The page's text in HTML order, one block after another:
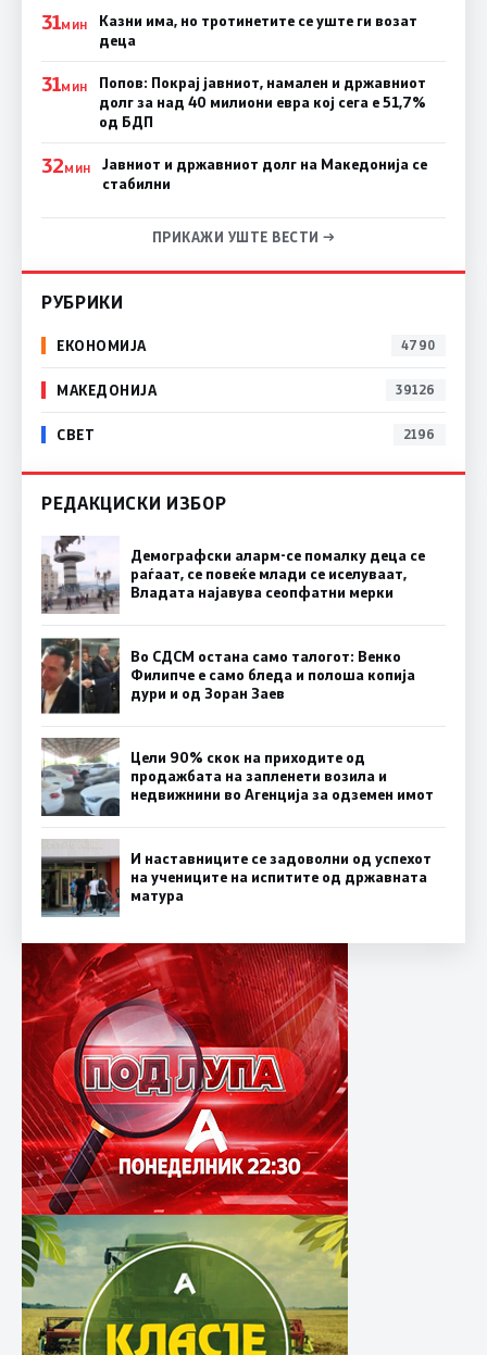
31МИН
Казни има, но тротинетите се уште ги возат
деца
31МИН
Попов: Покрај јавниот, намален и државниот
долг за над 40 милиони евра кој сега е 51,7%
од БДП
32МИН
Јавниот и државниот долг на Македонија се
стабилни
ПРИКАЖИ УШТЕ ВЕСТИ →
РУБРИКИ
ЕКОНОМИЈА 4790
МАКЕДОНИЈА 39126
СВЕТ 2196
РЕДАКЦИСКИ ИЗБОР
Демографски аларм-се помалку деца се
раѓаат, се повеќе млади се иселуваат,
Владата најавува сеопфатни мерки
Во СДСМ остана само талогот: Венко
Филипче е само бледа и полоша копија
дури и од Зоран Заев
Цели 90% скок на приходите од
продажбата на запленети возила и
недвижнини во Агенција за одземен имот
И наставниците се задоволни од успехот
на учениците на испитите од државната
матура